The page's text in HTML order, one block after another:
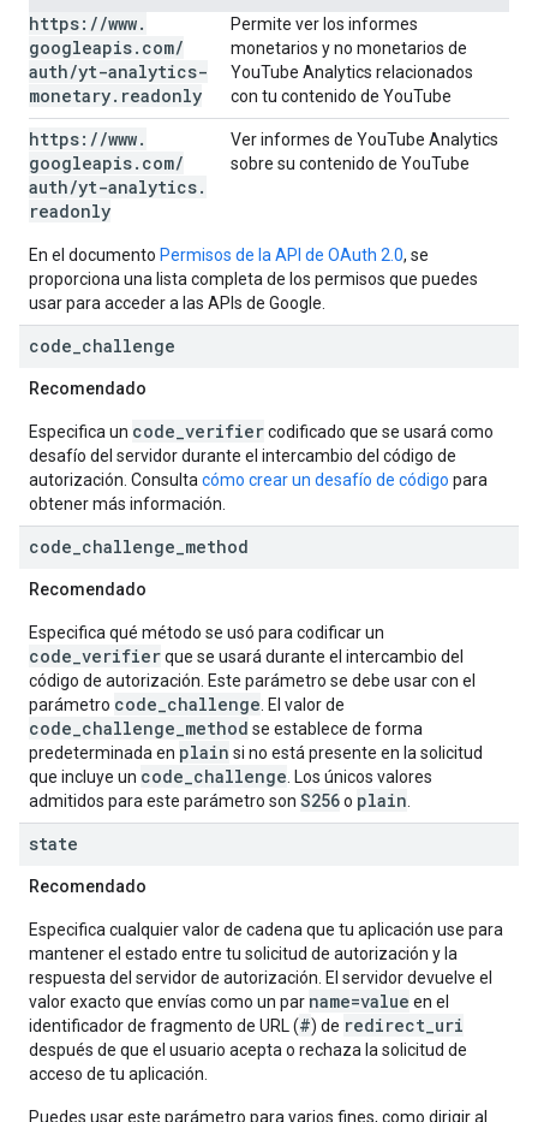
https: //www.
googleapis. com/
auth/yt-analytics-
monetary. readonly
Permite ver los informes
monetarios y no monetarios de
YouTube Analytics relacionados
con tu contenido de YouTube
https: //www.
googleapis. com/
auth/yt-analytics.
readonly
Ver informes de YouTube Analytics
sobre su contenido de YouTube
En el documento Permisos de la API de OAuth 2.0, se
proporciona una lista completa de los permisos que puedes
usar para acceder a las APIs de Google.
code challenge
Recomendado
Especifica un code_verifiercodificado que se usará como
desafío del servidor durante el intercambio del código de
autorización. Consulta cómo crear un desafío de código para
obtener más información.
code challenge method
Recomendado
Especifica qué método se usó para codificar un
code_verifierque se usará durante el intercambio del
código de autorización. Este parámetro se debe usar con el
parámetro code_challenge . El valor de
code_challenge_method se establece de forma
predeterminada en plain si no está presente en la solicitud
que incluye un code_challenge . Los únicos valores
admitidos para este parámetro son S256o plain
state
Recomendado
Especifica cualquier valor de cadena que tu aplicación use para
mantener el estado entre tu solicitud de autorización y la
respuesta del servidor de autorización. El servidor devuelve el
valor exacto que envías como un par name=value en el
identificador de fragmento de URL (#) de redirect_uri
después de que el usuario acepta o rechaza la solicitud de
acceso de tu aplicación.
Puedes usar este parámetro para varios fines, como dirigir al